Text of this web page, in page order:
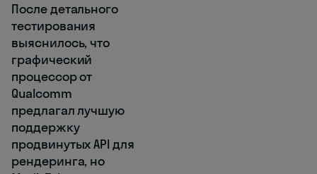
После детального
тестирования
выяснилось, что
графический
процессор от
Qualcomm
предлагал лучшую
поддержку
продвинутых API для
рендеринга, но